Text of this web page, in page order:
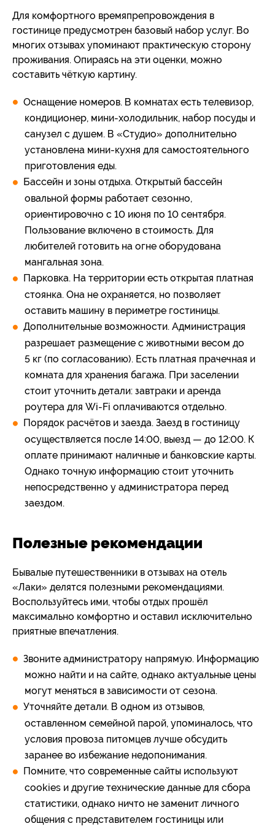
Для комфортного времяпрепровождения в
гостинице предусмотрен базовый набор услуг. Во
многих отзывах упоминают практическую сторону
проживания. Опираясь на эти оценки, можно
составить чёткую картину.
Оснащение номеров. В комнатах есть телевизор,
кондиционер, мини‑холодильник, набор посуды и
санузел с душем. В «Студио» дополнительно
установлена мини‑кухня для самостоятельного
приготовления еды.
Бассейн и зоны отдыха. Открытый бассейн
овальной формы работает сезонно,
ориентировочно с 10 июня по 10 сентября.
Пользование включено в стоимость. Для
любителей готовить на огне оборудована
мангальная зона.
Парковка. На территории есть открытая платная
стоянка. Она не охраняется, но позволяет
оставить машину в периметре гостиницы.
Дополнительные возможности. Администрация
разрешает размещение с животными весом до
5 кг (по согласованию). Есть платная прачечная и
комната для хранения багажа. При заселении
стоит уточнить детали: завтраки и аренда
роутера для Wi‑Fi оплачиваются отдельно.
Порядок расчётов и заезда. Заезд в гостиницу
осуществляется после 14:00, выезд — до 12:00. К
оплате принимают наличные и банковские карты.
Однако точную информацию стоит уточнить
непосредственно у администратора перед
заездом.
Полезные рекомендации
Бывалые путешественники в отзывах на отель
«Лаки» делятся полезными рекомендациями.
Воспользуйтесь ими, чтобы отдых прошёл
максимально комфортно и оставил исключительно
приятные впечатления.
Звоните администратору напрямую. Информацию
можно найти и на сайте, однако актуальные цены
могут меняться в зависимости от сезона.
Уточняйте детали. В одном из отзывов,
оставленном семейной парой, упоминалось, что
условия провоза питомцев лучше обсудить
заранее во избежание недопонимания.
Помните, что современные сайты используют
cookies и другие технические данные для сбора
статистики, однако ничто не заменит личного
общения с представителем гостиницы или